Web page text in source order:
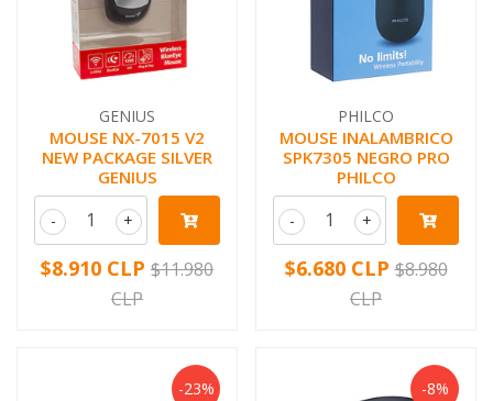
GENIUS
MOUSE NX-7015 V2
NEW PACKAGE SILVER
GENIUS
+
-
$8.910 CLP $11.980
CLP
PHILCO
MOUSE INALAMBRICO
SPK7305 NEGRO PRO
PHILCO
+
-
$6.680 CLP $8.980
CLP
-23% -8%